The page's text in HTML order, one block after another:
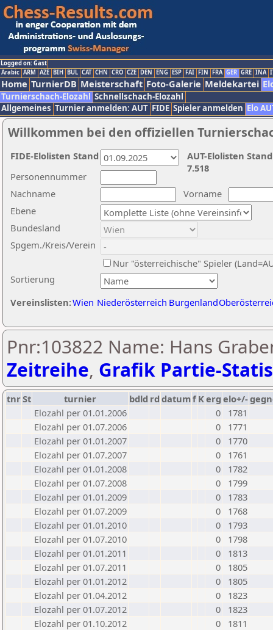
Logged on: Gast
Arabic ARM AZE BIH BUL CAT CHN CRO CZE DEN ENG ESP FAI FIN FRA GER GRE INA
Home TurnierDB Meisterschaft Foto-Galerie Meldekartei
Turnierschach-Elozahl Schnellschach-Elozahl
Allgemeines Turnier anmelden: AUT FIDE Spieler anmelden Elo
Willkommen bei den offiziellen
Nachname
Vorname
Ebene
Sortierung
Personennummer
Bundesland
Spgem./Kreis/Verein
Nur "österreichische" Spieler
Vereinslisten:Wien Niederösterreich Burgenland
AUT-Elolisten
7.518
FIDE-Elolisten Stand
Pnr:103822 Name: Hans
Zeitreihe, Grafik Partie-
tnrSt turnier bdld rd datumf Kerg elo+/-
Elozahl per 01.01.2006
0
1781
Elozahl per 01.07.2006
0
1771
Elozahl per 01.01.2007
0
1770
Elozahl per 01.07.2007
0
1761
Elozahl per 01.01.2008
0
1782
Elozahl per 01.07.2008
0
1799
Elozahl per 01.01.2009
0
1783
Elozahl per 01.07.2009
0
1768
Elozahl per 01.01.2010
0
1793
Elozahl per 01.07.2010
0
1798
Elozahl per 01.01.2011
0
1813
Elozahl per 01.07.2011
0
1805
Elozahl per 01.01.2012
0
1805
Elozahl per 01.04.2012
0
1823
Elozahl per 01.07.2012
0
1823
Elozahl per 01.10.2012
0
1811